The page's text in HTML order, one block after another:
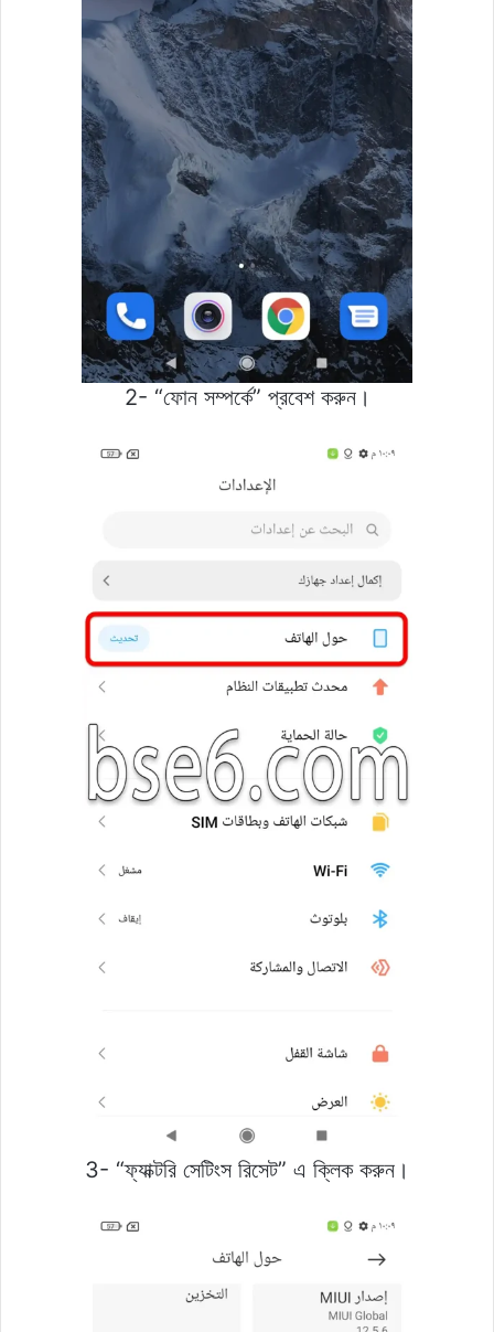
2- “ফোন সম্পর্কে” প্রবেশ করুন।
3- “ফ্যাক্টরি সেটিংস রিসেট” এ ক্লিক করুন।